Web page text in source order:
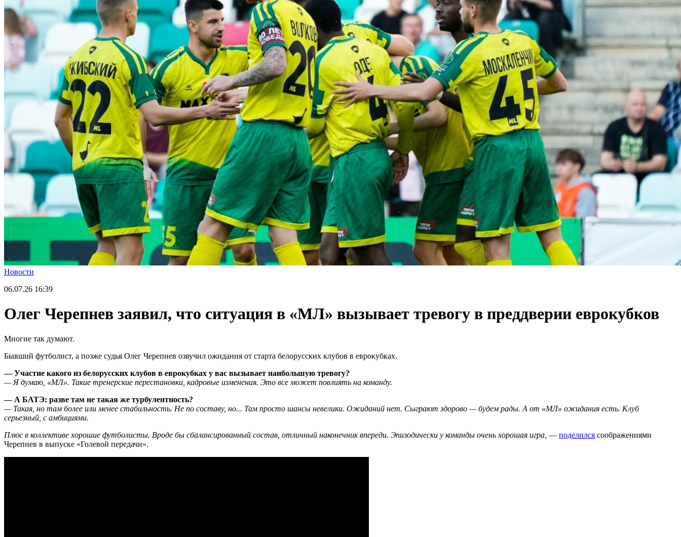
Новости
06.07.26 16:39
Олег Черепнев заявил, что ситуация в «МЛ» вызывает тревогу в преддверии еврокубков
Многие так думают.
Бывший футболист, а позже судья Олег Черепнев озвучил ожидания от старта белорусских клубов в еврокубках.
— Участие какого из белорусских клубов в еврокубках у вас вызывает наибольшую тревогу?
— Я думаю, «МЛ». Такие тренерские перестановки, кадровые изменения. Это все может повлиять на команду.
— А БАТЭ: разве там не такая же турбулентность?
— Такая, но там более или менее стабильность. Не по составу, но... Там просто шансы невелики. Ожиданий нет. Сыграют здорово — будем рады. А от «МЛ» ожидания есть. Клуб
серьезный, с амбициями.
Плюс в коллективе хорошие футболисты. Вроде бы сбалансированный состав, отличный наконечник впереди. Эпизодически у команды очень хорошая игра, — поделился соображениями
Черепнев в выпуске «Голевой передачи».